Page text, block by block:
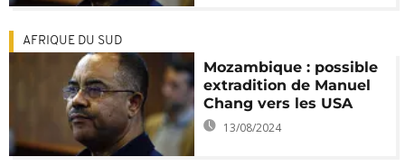
AFRIQUE DU SUD
Mozambique : possible
extradition de Manuel
Chang vers les USA
13/08/2024